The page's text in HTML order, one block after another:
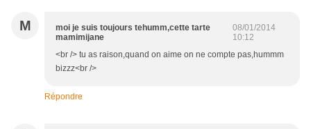
M
moi je suis toujours tehumm,cette tarte
mamimijane
08/01/2014
10:12
<br /> tu as raison,quand on aime on ne compte pas,hummm
bizzz<br />
Répondre